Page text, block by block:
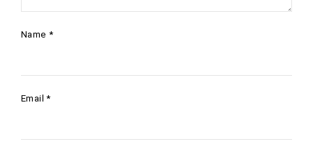
Name *
Email*